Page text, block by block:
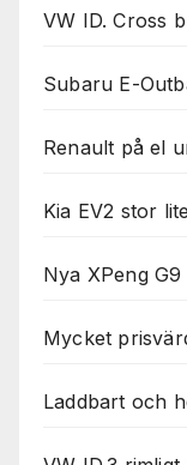
VW ID. Cross
Subaru E-
Renault på el
Kia EV2 stor
Nya XPeng
Mycket
Laddbart och